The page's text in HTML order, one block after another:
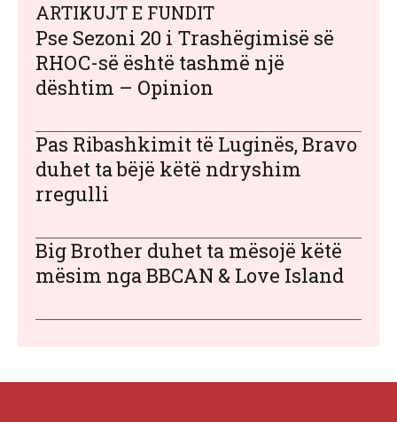
ARTIKUJT E FUNDIT
Pse Sezoni 20 i Trashëgimisë së
RHOC-së është tashmë një
dështim – Opinion
Pas Ribashkimit të Luginës, Bravo
duhet ta bëjë këtë ndryshim
rregulli
Big Brother duhet ta mësojë këtë
mësim nga BBCAN & Love Island